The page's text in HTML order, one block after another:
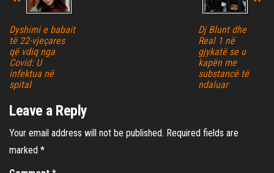
Dyshimi e babait
të 22-vjeçares
që vdiq nga
Covid: U
infektua në
spital
Dj Blunt dhe
Real 1 në
gjykatë se u
kapën me
substancë të
ndaluar
Leave a Reply
Your email address will not be published. Required fields are
marked *